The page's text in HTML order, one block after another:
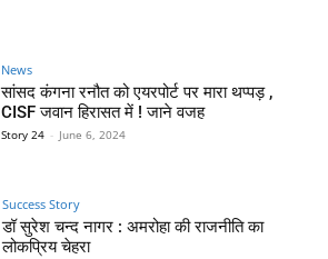
News
सांसद कंगना रनौत को एयरपोर्ट पर मारा थप्पड़ ,
CISF जवान हिरासत में ! जाने वजह
Story 24 - June 6, 2024
Success Story
डॉ सुरेश चन्द नागर : अमरोहा की राजनीति का
लोकप्रिय चेहरा